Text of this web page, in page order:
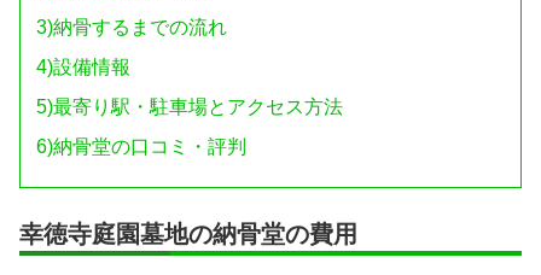
3)納骨するまでの流れ
4)設備情報
5)最寄り駅・駐車場とアクセス方法
6)納骨堂の口コミ・評判
幸徳寺庭園墓地の納骨堂の費用